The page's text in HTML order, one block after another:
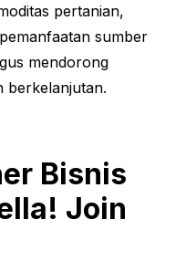
pertanian,
sumber
mendorong
berkelanjutan.
Bisnis
Join